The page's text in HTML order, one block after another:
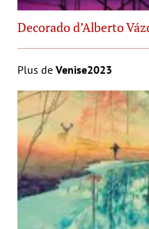
Decorado d’Alberto
Plus de Venise2023